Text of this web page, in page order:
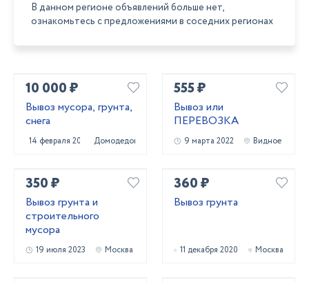
В данном регионе объявлений больше нет,
ознакомьтесь с предложениями в соседних регионах
10 000 ₽
Вывоз мусора, грунта,
снега
14 февраля 2022 Домодедово
555 ₽
Вывоз или
ПЕРЕВОЗКА
9 марта 2022 Видное
350 ₽
Вывоз грунта и
строительного
мусора
19 июля 2023 Москва
360 ₽
Вывоз грунта
11 декабря 2020 Москва